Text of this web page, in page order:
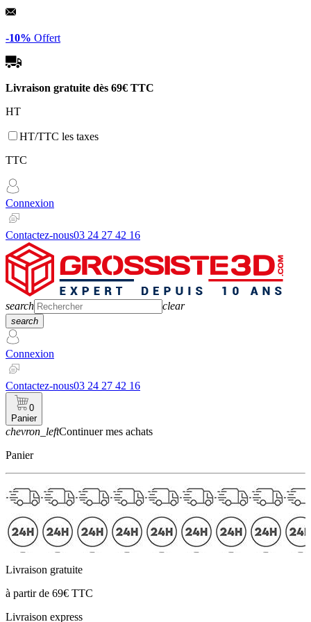
Panneau de gestion des cookies
-10% Offert
Livraison gratuite dès 69€ TTC
HT
HT/TTC les taxes
TTC
Connexion
Contactez-nous03 24 27 42 16
search clear
search
Connexion
Contactez-nous03 24 27 42 16
0
Panier
chevron_leftContinuer mes achats
Panier
Livraison gratuite
à partir de 69€ TTC
Livraison express